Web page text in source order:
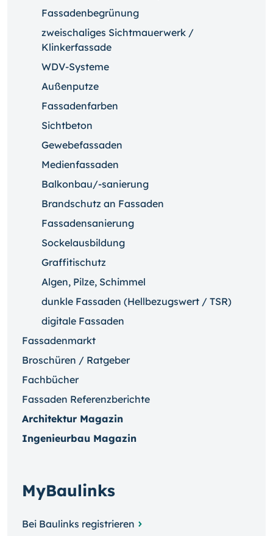
Fassadenbegrünung
zweischaliges Sichtmauerwerk /
Klinkerfassade
WDV-Systeme
Außenputze
Fassadenfarben
Sichtbeton
Gewebefassaden
Medienfassaden
Balkonbau/-sanierung
Brandschutz an Fassaden
Fassadensanierung
Sockelausbildung
Graffitischutz
Algen, Pilze, Schimmel
dunkle Fassaden (Hellbezugswert / TSR)
digitale Fassaden
Fassadenmarkt
Broschüren / Ratgeber
Fachbücher
Fassaden Referenzberichte
Architektur Magazin
Ingenieurbau Magazin
MyBaulinks
Bei Baulinks registrieren